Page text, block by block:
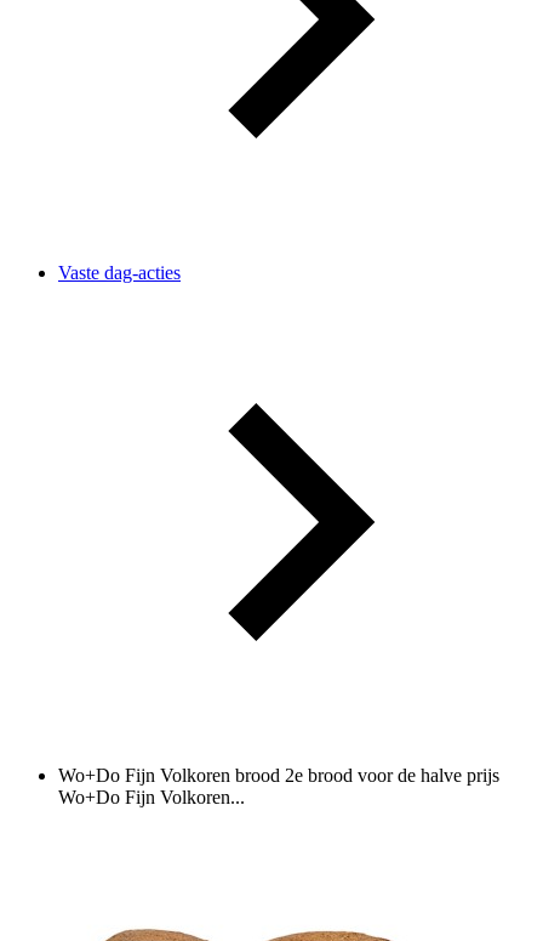
Vaste dag-acties
Wo+Do Fijn Volkoren brood 2e brood voor de halve prijs
Wo+Do Fijn Volkoren...